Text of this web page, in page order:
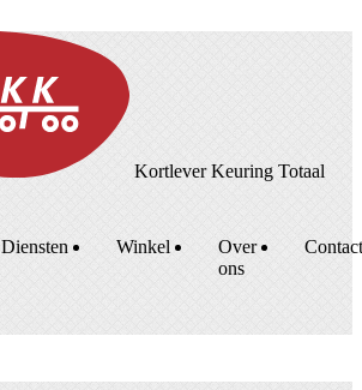
Kortlever Keuring Totaal
Diensten Winkel
Over
ons
Contact